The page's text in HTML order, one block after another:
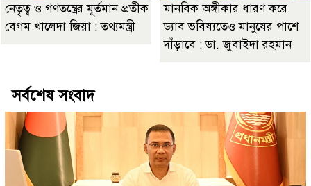
নেতৃত্ব ও গণতন্ত্রের মূর্তমান প্রতীক
বেগম খালেদা জিয়া : তথ্যমন্ত্রী
মানবিক অঙ্গীকার ধারণ করে
ড্যাব ভবিষ্যতেও মানুষের পাশে
দাঁড়াবে : ডা. জুবাইদা রহমান
সর্বশেষ সংবাদ